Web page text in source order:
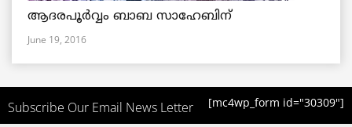
ആദരപൂര്‍വ്വം ബാബ സാഹേബിന്
June 19, 2016
Subscribe Our Email News Letter [mc4wp_form id="30309"]